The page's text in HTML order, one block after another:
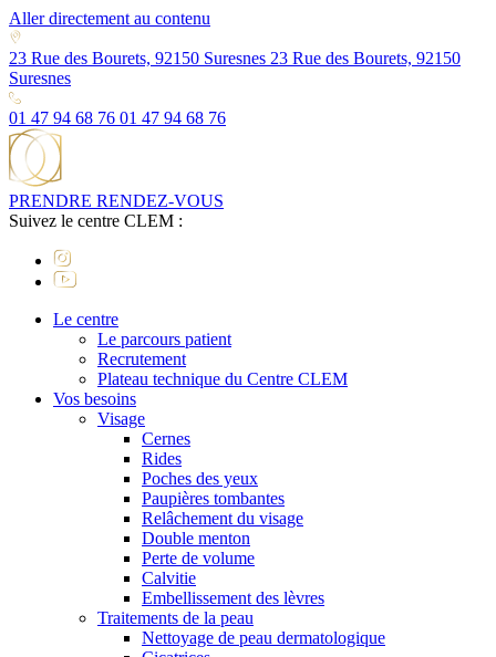
Aller directement au contenu
23 Rue des Bourets, 92150 Suresnes 23 Rue des Bourets, 92150
Suresnes
01 47 94 68 76 01 47 94 68 76
PRENDRE RENDEZ-VOUS
Suivez le centre CLEM :
Le centre
Le parcours patient
Recrutement
Plateau technique du Centre CLEM
Vos besoins
Visage
Cernes
Rides
Poches des yeux
Paupières tombantes
Relâchement du visage
Double menton
Perte de volume
Calvitie
Embellissement des lèvres
Traitements de la peau
Nettoyage de peau dermatologique